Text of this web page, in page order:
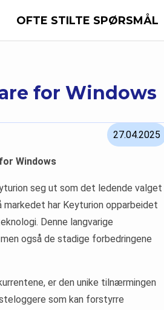
OFTE STILTE SPØRSMÅL
for Windows
27.04.2025
Windows
seg ut som det ledende valget
har Keyturion opparbeidet
Denne langvarige
også de stadige forbedringene
er den unike tilnærmingen
som kan forstyrre